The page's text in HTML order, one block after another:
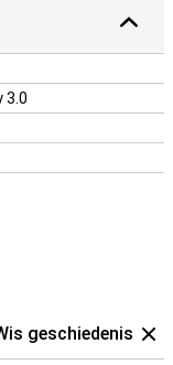
3.0
geschiedenis